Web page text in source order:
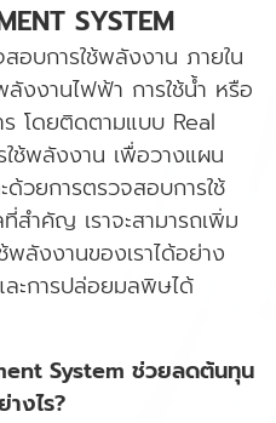
SYSTEM
สอบการใช้พลังงาน ภายใน
ลังงานไฟฟ้า การใช้น้ำ หรือ
ร โดยติดตามแบบ Real
ช้พลังงาน เพื่อวางแผน
วยการตรวจสอบการใช้
สำคัญ เราจะสามารถเพิ่ม
ลังงานของเราได้อย่าง
ะการปล่อยมลพิษได้
System ช่วยลดต้นทุน
งไร?